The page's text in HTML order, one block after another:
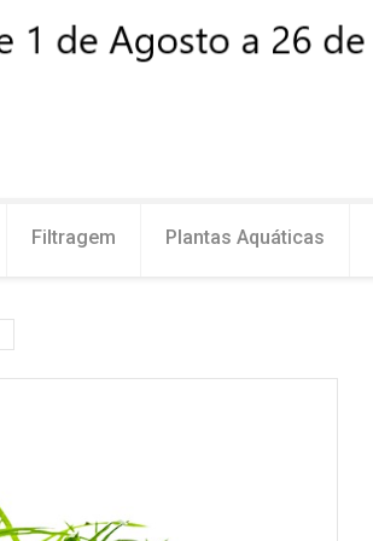
Filtragem Plantas Aquáticas